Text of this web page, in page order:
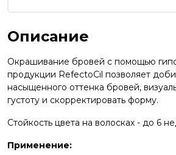
Описание
Окрашивание бровей с помощью
продукции RefectoCil позволяет
насыщенного оттенка бровей,
густоту и скорректировать форму.
Стойкость цвета на волосках - до 6
Применение: